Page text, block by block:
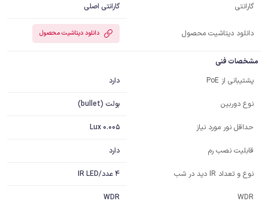
گارانتی گارانتی اصلی
دانلود دیتاشیت محصول دانلود دیتاشیت محصول
مشخصات فنی
پشتیبانی از PoE
دارد
نوع دوربین بولت (bullet)
حداقل نور مورد نیاز 0.005 Lux
قابلیت نصب رم دارد
نوع و تعداد IR دید در شب 4 عدد/IR LED
WDR
WDR